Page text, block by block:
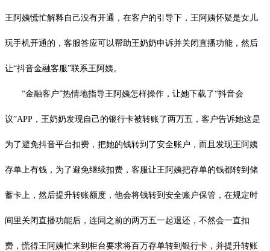
王阿姨慌忙解释自己没有开通，在客户的引导下，王阿姨怀疑是女儿
玩手机开通的，客服答应可以帮助王奶奶申诉并关闭直播功能，然后
让“抖音金融客服”联系王阿姨。
“金融客户”热情地指导王阿姨怎样操作，让她下载了“抖音会
议”APP，王奶奶发现自己的银行卡被转账了两万五，客户告诉她这是
为了避免抖音平台扣费，把她的钱转到了安全账户，而且发现王阿姨
存单上有钱，为了避免继续扣费，客服让王阿姨把存单的钱都转到储
蓄卡上，然后提升转账额度，他会将钱转到安全账户保管，在规定时
间里关闭直播功能后，连同之前的两万五一起退还，不然会一直扣
费，慌得王阿姨忙来到柜台要求将百万存单转到银行卡，并提升转账